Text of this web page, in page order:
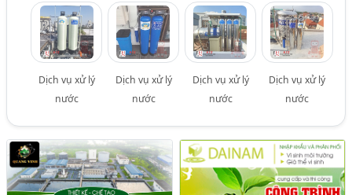
Dịch vụ xử lý
nước
Dịch vụ xử lý
nước
Dịch vụ xử lý
nước
Dịch vụ xử lý
nước